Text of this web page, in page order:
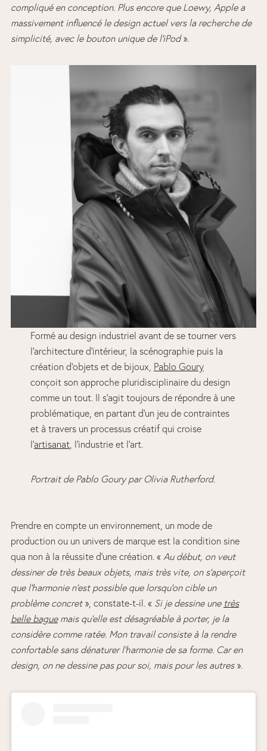
compliqué en conception. Plus encore que Loewy, Apple a
massivement influencé le design actuel vers la recherche de
simplicité, avec le bouton unique de l’iPod».
Formé au design industriel avant de se tourner vers
l’architecture d’intérieur, la scénographie puis la
création d’objets et de bijoux, Pablo Goury
conçoit son approche pluridisciplinaire du design
comme un tout. Il s’agit toujours de répondre à une
problématique, en partant d’un jeu de contraintes
et à travers un processus créatif qui croise
l’artisanat, l’industrie et l’art.
Portrait de Pablo Goury par Olivia Rutherford.
Prendre en compte un environnement, un mode de
production ou un univers de marque est la condition sine
qua non à la réussite d’une création. « Au début, on veut
dessiner de très beaux objets, mais très vite, on s’aperçoit
que l’harmonie n’est possible que lorsqu’on cible un
problème concret», constate-t-il. « Si je dessine une très
belle baguemais qu’elle est désagréable à porter, je la
considère comme ratée. Mon travail consiste à la rendre
confortable sans dénaturer l’harmonie de sa forme. Car en
design, on ne dessine pas pour soi, mais pour les autres».